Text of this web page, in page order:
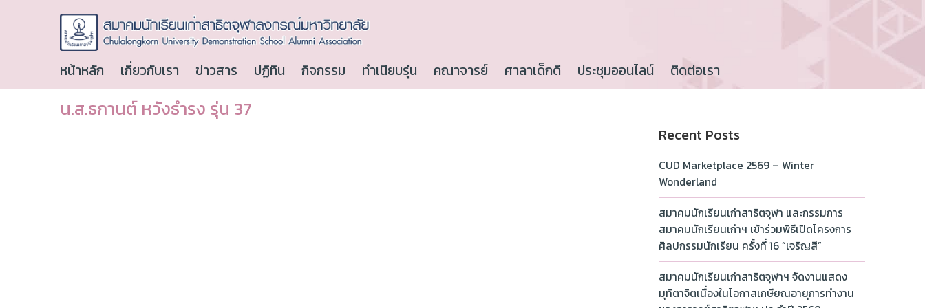
หน้าหลัก เกี่ยวกับเรา ข่าวสาร ปฏิทิน กิจกรรม ทำเนียบรุ่น คณาจารย์ ศาลาเด็กดี ประชุมออนไลน์ ติดต่อเรา
น.ส.ธกานต์ หวังธำรง รุ่น 37
Recent Posts
CUD Marketplace 2569 – Winter
Wonderland
สมาคมนักเรียนเก่าสาธิตจุฬา และกรรมการ
สมาคมนักเรียนเก่าฯ เข้าร่วมพิธีเปิดโครงการ
ศิลปกรรมนักเรียน ครั้งที่ 16 “เจริญสี”
สมาคมนักเรียนเก่าสาธิตจุฬาฯ จัดงานแสดง
มุทิตาจิตเนื่องในโอกาสเกษียณอายุการทำงาน